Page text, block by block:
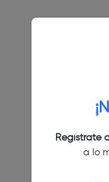
Regístrate
a lo